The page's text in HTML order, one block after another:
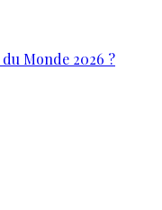
Monde 2026 ?